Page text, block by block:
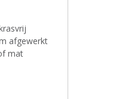
afgewerkt
mat